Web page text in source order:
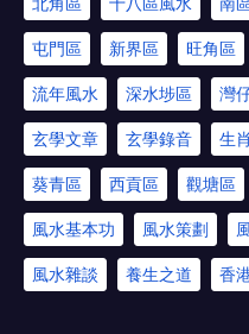
屯門區 新界區 旺角區
流年風水 深水埗區 灣
玄學文章 玄學錄音 生
葵青區 西貢區 觀塘區
風水基本功 風水策劃
風水雜談 養生之道 香